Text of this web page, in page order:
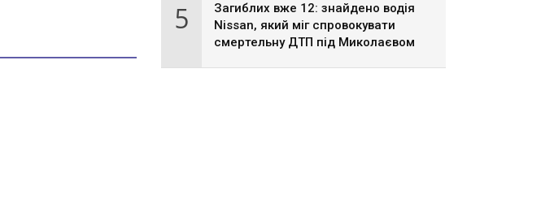
5
Загиблих вже 12: знайдено водія
Nissan, який міг спровокувати
смертельну ДТП під Миколаєвом